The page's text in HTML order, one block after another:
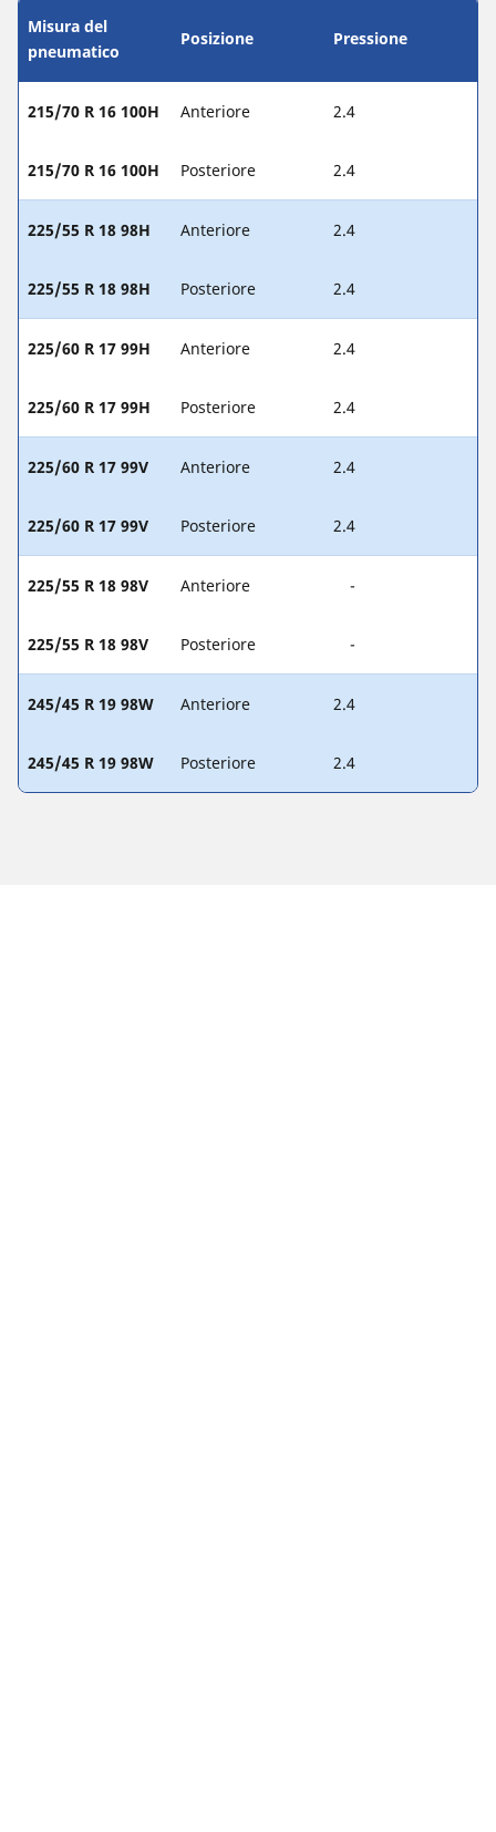
Misura del
pneumatico
Posizione Pressione
215/70 R 16 100H Anteriore 2.4
215/70 R 16 100H Posteriore 2.4
225/55 R 18 98H Anteriore 2.4
225/55 R 18 98H Posteriore 2.4
225/60 R 17 99H Anteriore 2.4
225/60 R 17 99H Posteriore 2.4
225/60 R 17 99V Anteriore 2.4
225/60 R 17 99V Posteriore 2.4
225/55 R 18 98V Anteriore -
225/55 R 18 98V Posteriore -
245/45 R 19 98W Anteriore 2.4
245/45 R 19 98W Posteriore 2.4